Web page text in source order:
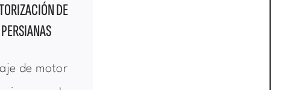
DE
PERSIANAS
de motor